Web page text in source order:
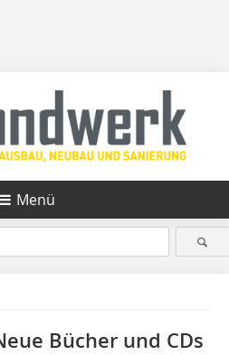
Menü
Bücher und CDs